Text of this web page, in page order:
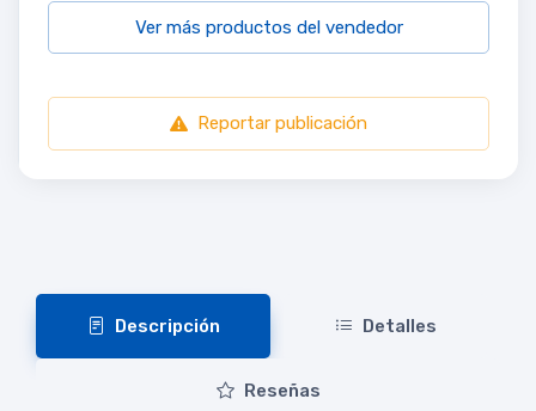
Ver más productos del vendedor
Reportar publicación
Descripción Detalles
Reseñas